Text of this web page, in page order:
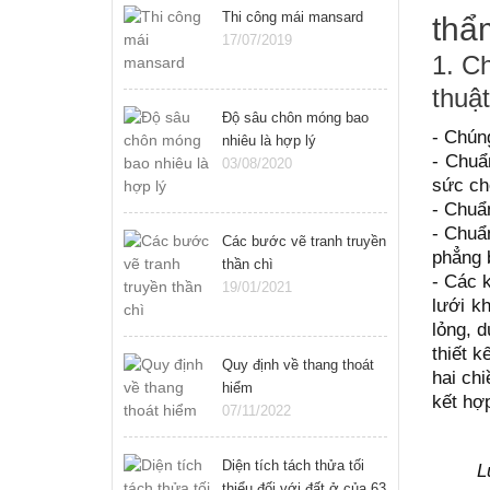
Thi công mái mansard
17/07/2019
Độ sâu chôn móng bao
nhiêu là hợp lý
03/08/2020
Các bước vẽ tranh truyền
thần chì
19/01/2021
Quy định về thang thoát
hiểm
07/11/2022
Diện tích tách thửa tối
1.
-
-
sức
-
-
phẳng
- Các
lưới
lỏng,
thiết
hai
kết